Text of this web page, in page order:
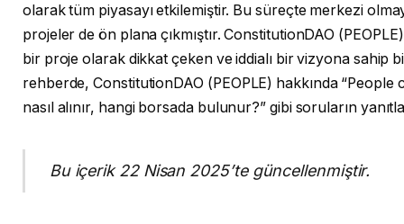
olarak tüm piyasayı etkilemiştir. Bu süreçte merkezi
projeler de ön plana çıkmıştır. ConstitutionDAO
bir proje olarak dikkat çeken ve iddialı bir vizyona sahip
rehberde, ConstitutionDAO (PEOPLE) hakkında “People
nasıl alınır, hangi borsada bulunur?” gibi soruların
Bu içerik 22 Nisan 2025’te güncellenmiştir.